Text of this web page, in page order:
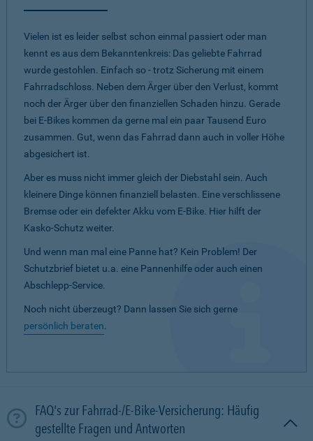
Vielen ist es leider selbst schon einmal passiert oder man
kennt es aus dem Bekanntenkreis: Das geliebte Fahrrad
wurde gestohlen. Einfach so - trotz Sicherung mit einem
Fahrradschloss. Neben dem Ärger über den Verlust, kommt
noch der Ärger über den finanziellen Schaden hinzu. Gerade
bei E-Bikes kommen da gerne mal ein paar Tausend Euro
zusammen. Gut, wenn das Fahrrad dann auch in voller Höhe
abgesichert ist.
Aber es muss nicht immer gleich der Diebstahl sein. Auch
kleinere Dinge können finanziell belasten. Eine verschlissene
Bremse oder ein defekter Akku vom E-Bike. Hier hilft der
Kasko-Schutz weiter.
Und wenn man mal eine Panne hat? Kein Problem! Der
Schutzbrief bietet u.a. eine Pannenhilfe oder auch einen
Abschlepp-Service.
Noch nicht überzeugt? Dann lassen Sie sich gerne
persönlich beraten.
FAQ's zur Fahrrad-/E-Bike-Versicherung: Häufig
gestellte Fragen und Antworten